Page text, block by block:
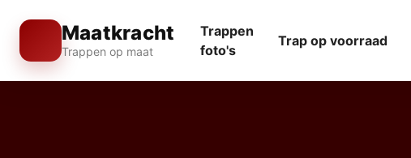
Maatkracht
Trappen op maat
Trappen
foto's
Trap op voorraad